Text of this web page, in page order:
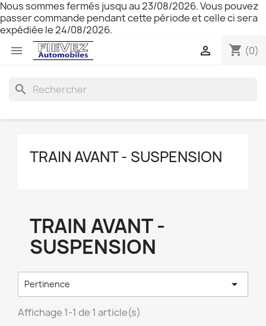
Nous sommes fermés jusqu au 23/08/2026. Vous pouvez
passer commande pendant cette période et celle ci sera
expédiée le 24/08/2026.
 shopping_cart (0)

search
TRAIN AVANT - SUSPENSION
TRAIN AVANT -
SUSPENSION
Pertinence 
Affichage 1-1 de 1 article(s)